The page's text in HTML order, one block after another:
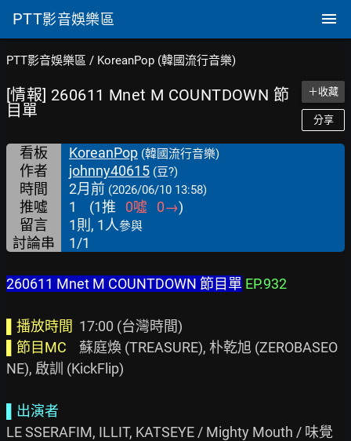
PTT影音娛樂區
PTT影音娛樂區 / KoreanPop (韓國流行音樂)
[情報] 260611 Mnet M COUNTDOWN 節
目單
＋收藏
分享
看板 KoreanPop (韓國流行音樂)
作者 johnny40615 (豆?)
時間 2月前 (2026/06/10 13:58)
推噓 1 (1推 0噓 0→)
留言
1則, 1人參與
討論串 1/1
260611 Mnet M COUNTDOWN 節目單 EP.932
▌播放時間
▌節目MC
    蘇庭煥 (TREASURE), 朴乾旭 (ZEROBASEO
NE), 啟訓 (KickFlip)
▌出演者
LE SSERAFIM, ILLIT, KATSEYE / Mighty Mouth / 味覺